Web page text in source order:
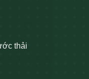
thải